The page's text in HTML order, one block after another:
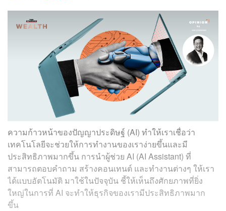
ความก้าวหน้าของปัญญาประดิษฐ์ (AI) ทำให้เราเชื่อว่า
เทคโนโลยีจะช่วยให้การทำงานของเราง่ายขึ้นและมี
ประสิทธิภาพมากขึ้น การนำผู้ช่วย AI (AI Assistant) ที่
สามารถตอบคำถาม สร้างคอนเทนต์ และทำงานต่างๆ ให้เรา
ได้แบบอัตโนมัติ มาใช้ในปัจจุบัน ชี้ให้เห็นถึงศักยภาพที่ยิ่ง
ใหญ่ในการที่ AI จะทำให้ธุรกิจของเรามีประสิทธิภาพมาก
ขึ้น